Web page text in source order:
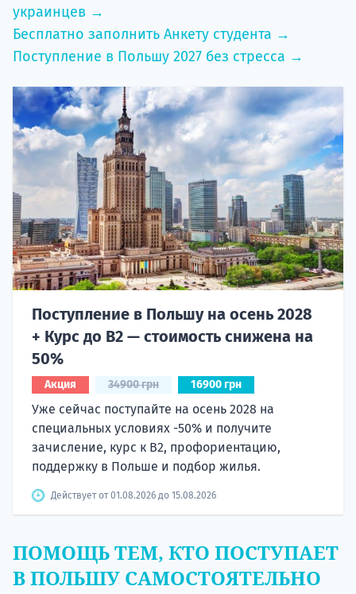
украинцев →
Бесплатно заполнить Анкету студента →
Поступление в Польшу 2027 без стресса →
Поступление в Польшу на осень 2028
+ Курс до B2 — стоимость снижена на
50%
Акция 34900 грн 16900 грн
Уже сейчас поступайте на осень 2028 на
специальных условиях -50% и получите
зачисление, курс к B2, профориентацию,
поддержку в Польше и подбор жилья.
Действует от 01.08.2026 до 15.08.2026
ПОМОЩЬ ТЕМ, КТО ПОСТУПАЕТ
В ПОЛЬШУ САМОСТОЯТЕЛЬНО